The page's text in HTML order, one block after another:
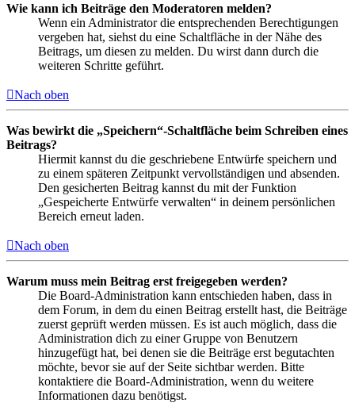
Wie kann ich Beiträge den Moderatoren melden?
Wenn ein Administrator die entsprechenden Berechtigungen
vergeben hat, siehst du eine Schaltfläche in der Nähe des
Beitrags, um diesen zu melden. Du wirst dann durch die
weiteren Schritte geführt.
Nach oben
Was bewirkt die „Speichern“-Schaltfläche beim Schreiben eines
Beitrags?
Hiermit kannst du die geschriebene Entwürfe speichern und
zu einem späteren Zeitpunkt vervollständigen und absenden.
Den gesicherten Beitrag kannst du mit der Funktion
„Gespeicherte Entwürfe verwalten“ in deinem persönlichen
Bereich erneut laden.
Nach oben
Warum muss mein Beitrag erst freigegeben werden?
Die Board-Administration kann entschieden haben, dass in
dem Forum, in dem du einen Beitrag erstellt hast, die Beiträge
zuerst geprüft werden müssen. Es ist auch möglich, dass die
Administration dich zu einer Gruppe von Benutzern
hinzugefügt hat, bei denen sie die Beiträge erst begutachten
möchte, bevor sie auf der Seite sichtbar werden. Bitte
kontaktiere die Board-Administration, wenn du weitere
Informationen dazu benötigst.